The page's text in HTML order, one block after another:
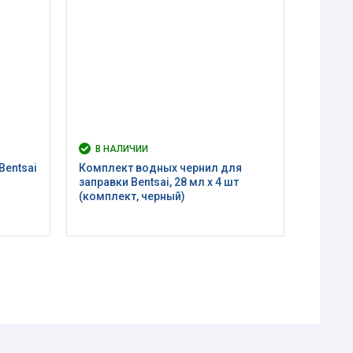
В НАЛИЧИИ
Комплект водных чернил для
заправки Bentsai, 28 мл х 4 шт
(комплект, черный)